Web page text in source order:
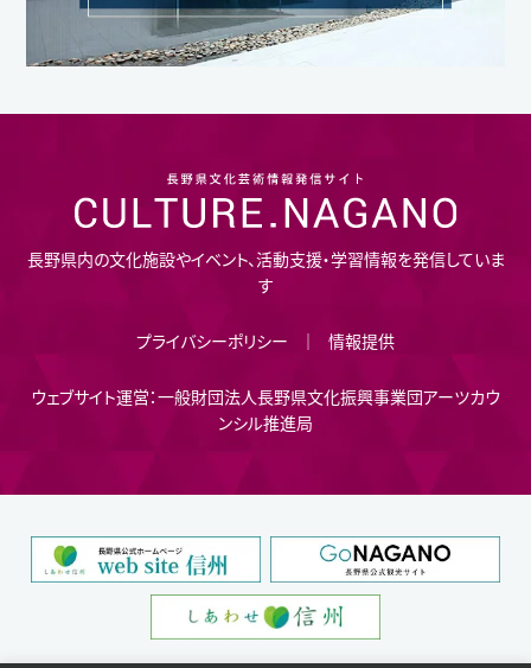
長野県内の文化施設やイベント、活動支援・学習情報を発信していま
す
プライバシーポリシー 情報提供
ウェブサイト運営：一般財団法人長野県文化振興事業団アーツカウ
ンシル推進局